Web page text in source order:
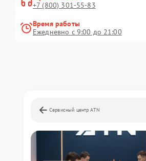
+7 (800) 301-55-83
Время работы
Ежедневно с 9:00 до 21:00
Сервисный центр ATN